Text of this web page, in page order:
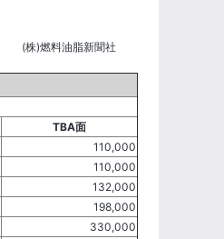
(株)燃料油脂新聞社
TBA面
110,000
110,000
132,000
198,000
330,000